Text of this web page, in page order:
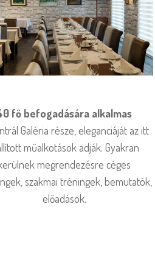
fő befogadására alkalmas
Galéria része, eleganciáját az itt
műalkotások adják. Gyakran
megrendezésre céges
szakmai tréningek, bemutatók,
előadások.